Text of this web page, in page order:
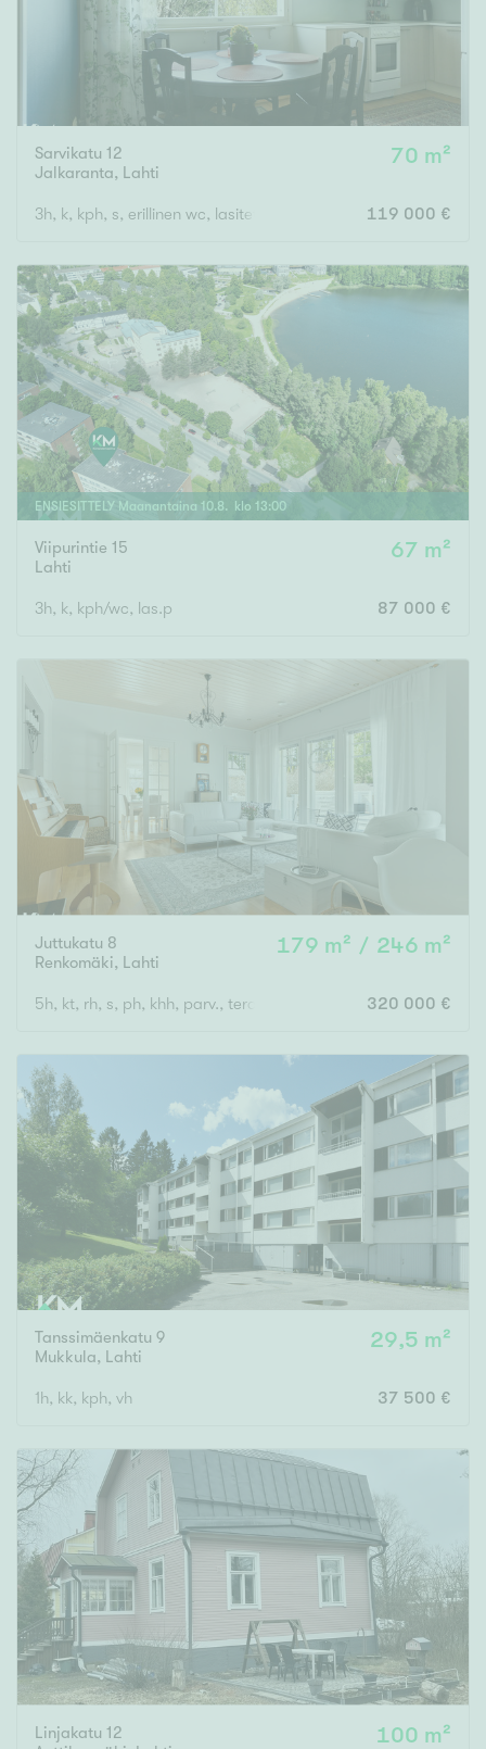
Sarvikatu 12
Jalkaranta, Lahti
70 m²
3h, k, kph, s, erillinen wc, lasitettu parveke 119 000 €
ENSIESITTELY Maanantaina 10.8. klo 13:00
Viipurintie 15
Lahti
67 m²
3h, k, kph/wc, las.p 87 000 €
Juttukatu 8
Renkomäki, Lahti
179 m² / 246 m²
5h, kt, rh, s, ph, khh, parv., terassi, var, at 320 000 €
Tanssimäenkatu 9
Mukkula, Lahti
29,5 m²
1h, kk, kph, vh 37 500 €
Linjakatu 12
100 m²